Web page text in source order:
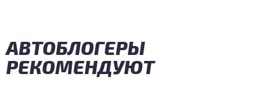
АВТОБЛОГЕРЫ
РЕКОМЕНДУЮТ